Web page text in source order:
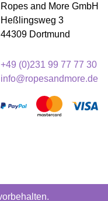
Ropes and More GmbH
Heßlingsweg 3
44309 Dortmund
+49 (0)231 99 77 77 30
info@ropesandmore.de